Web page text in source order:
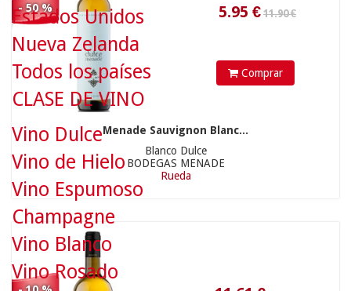
- 50 %
Comprar
Menade Sauvignon Blanc...
Blanco Dulce
BODEGAS MENADE
Rueda
11.61€
Estados Unidos
Nueva Zelanda
Todos los países
CLASE DE VINO
Vino Dulce
Vino de Hielo
Vino Espumoso
Champagne
Vino Blanco
Vino Rosado